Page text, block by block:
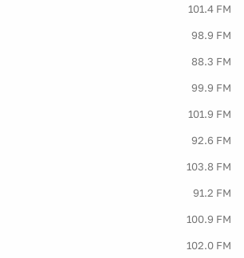
101.4 FM
98.9 FM
88.3 FM
99.9 FM
101.9 FM
92.6 FM
103.8 FM
91.2 FM
100.9 FM
102.0 FM